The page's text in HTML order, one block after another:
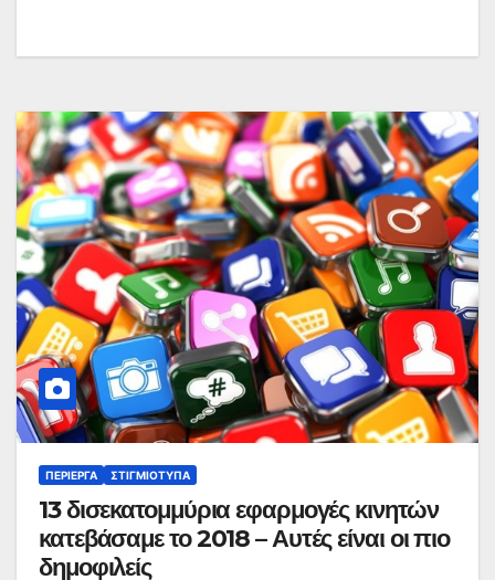
ΠΕΡΊΕΡΓΑ ΣΤΙΓΜΙΌΤΥΠΑ
13 δισεκατομμύρια εφαρμογές κινητών
κατεβάσαμε το 2018 – Αυτές είναι οι πιο
δημοφιλείς